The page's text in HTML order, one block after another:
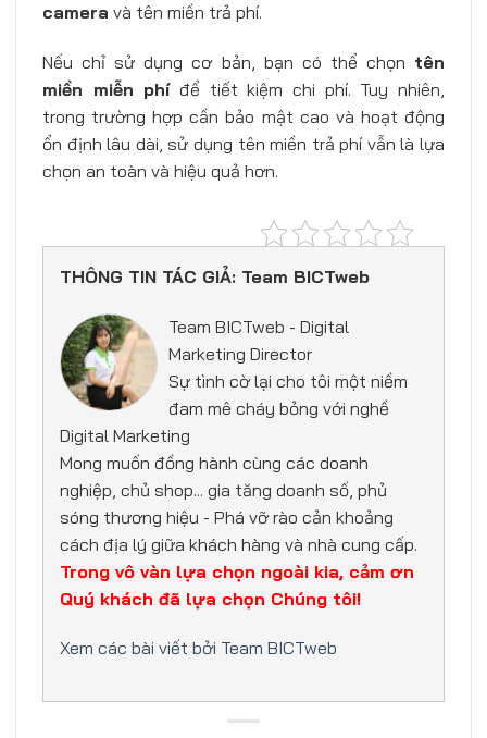
camera và tên miền trả phí.
Nếu chỉ sử dụng cơ bản, bạn có thể chọn tên
miền miễn phíđể tiết kiệm chi phí. Tuy nhiên,
trong trường hợp cần bảo mật cao và hoạt động
ổn định lâu dài, sử dụng tên miền trả phí vẫn là lựa
chọn an toàn và hiệu quả hơn.
THÔNG TIN TÁC GIẢ: Team BICTweb
Team BICTweb - Digital
Marketing Director
Sự tình cờ lại cho tôi một niềm
đam mê cháy bỏng với nghề
Digital Marketing
Mong muốn đồng hành cùng các doanh
nghiệp, chủ shop... gia tăng doanh số, phủ
sóng thương hiệu - Phá vỡ rào cản khoảng
cách địa lý giữa khách hàng và nhà cung cấp.
Trong vô vàn lựa chọn ngoài kia, cảm ơn
Quý khách đã lựa chọn Chúng tôi!
Xem các bài viết bởi Team BICTweb